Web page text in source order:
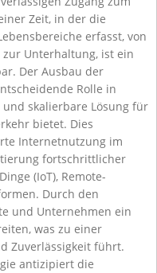
Zeit, in der die
erfasst, von
Unterhaltung, ist ein
Der Ausbau der
Rolle in
skalierbare Lösung für
bietet. Dies
Internetnutzung im
fortschrittlicher
(IoT), Remote-
Durch den
und Unternehmen ein
was zu einer
Zuverlässigkeit führt.
antizipiert die